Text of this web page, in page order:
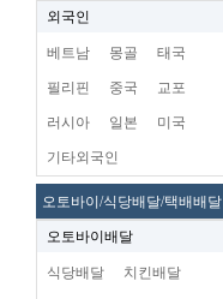
외국인
베트남 몽골 태국
필리핀 중국 교포
러시아 일본 미국
기타외국인
오토바이/식당배달/택배배달
오토바이배달
식당배달 치킨배달